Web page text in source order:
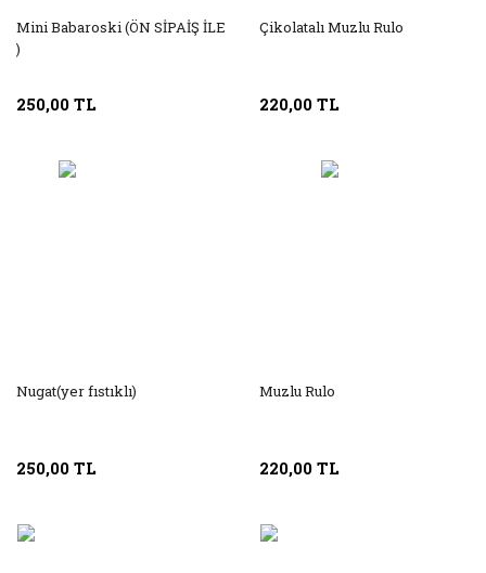
Mini Babaroski (ÖN SİPAİŞ İLE
)
250,00 TL
Çikolatalı Muzlu Rulo
220,00 TL
Nugat(yer fıstıklı)
250,00 TL
Muzlu Rulo
220,00 TL